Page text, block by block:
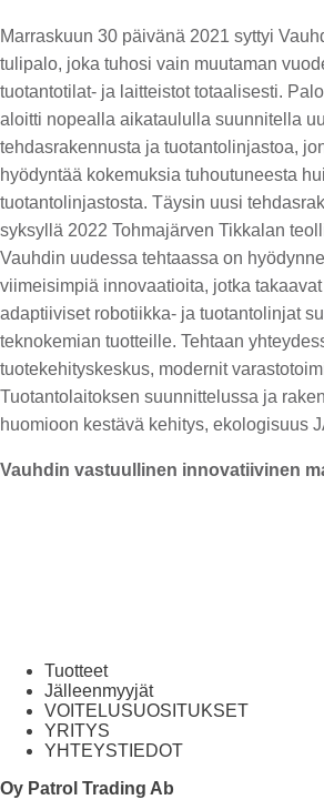
Marraskuun 30 päivänä 2021 syttyi
tulipalo, joka tuhosi vain muutaman
tuotantotilat- ja laitteistot totaalisesti.
aloitti nopealla aikataululla suunnitella
tehdasrakennusta ja tuotantolinjastoa,
hyödyntää kokemuksia tuhoutuneesta
tuotantolinjastosta. Täysin uusi
syksyllä 2022 Tohmajärven Tikkalan
Vauhdin uudessa tehtaassa on
viimeisimpiä innovaatioita, jotka
adaptiiviset robotiikka- ja tuotantolinjat
teknokemian tuotteille. Tehtaan
tuotekehityskeskus, modernit
Tuotantolaitoksen suunnittelussa ja
huomioon kestävä kehitys, ekologisuus
Vauhdin vastuullinen innovatiivinen
Tuotteet
Jälleenmyyjät
VOITELUSUOSITUKSET
YRITYS
YHTEYSTIEDOT
Oy Patrol Trading Ab